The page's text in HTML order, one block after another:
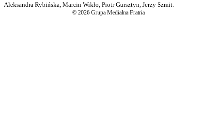
Aleksandra Rybińska, Marcin Wikło, Piotr Gursztyn, Jerzy Szmit.
© 2026 Grupa Medialna Fratria